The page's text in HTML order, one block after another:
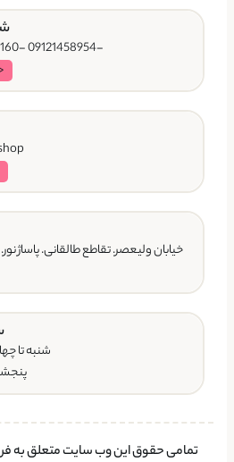
-09121458954 -021-43000160
خیابان ولیعصر. تقاطع طالقانی. پاساژ
شنبه تا
پنجشنبه
تمامی حقوق این وب سایت متعلق به